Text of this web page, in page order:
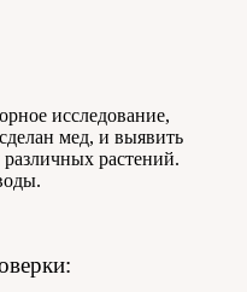
исследование,
мед, и выявить
растений.